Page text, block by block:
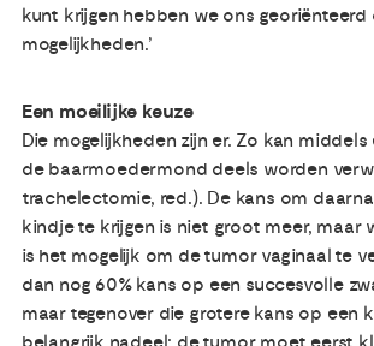
kunt krijgen hebben we ons georiënteerd
mogelijkheden.’
Een moeilijke keuze
Die mogelijkheden zijn er. Zo kan
de baarmoedermond deels worden
trachelectomie, red.). De kans om
kindje te krijgen is niet groot meer, maar
is het mogelijk om de tumor vaginaal te
dan nog 60% kans op een succesvolle
maar tegenover die grotere kans op een